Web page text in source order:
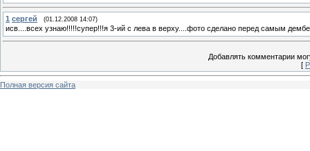
1 сергей (01.12.2008 14:07)
исв....всех узнаю!!!!!супер!!!я 3-ий с лева в верху....фото сделано перед самым
Добавлять комментарии
[
Полная версия сайта